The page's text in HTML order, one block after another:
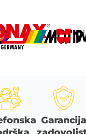
Garancija